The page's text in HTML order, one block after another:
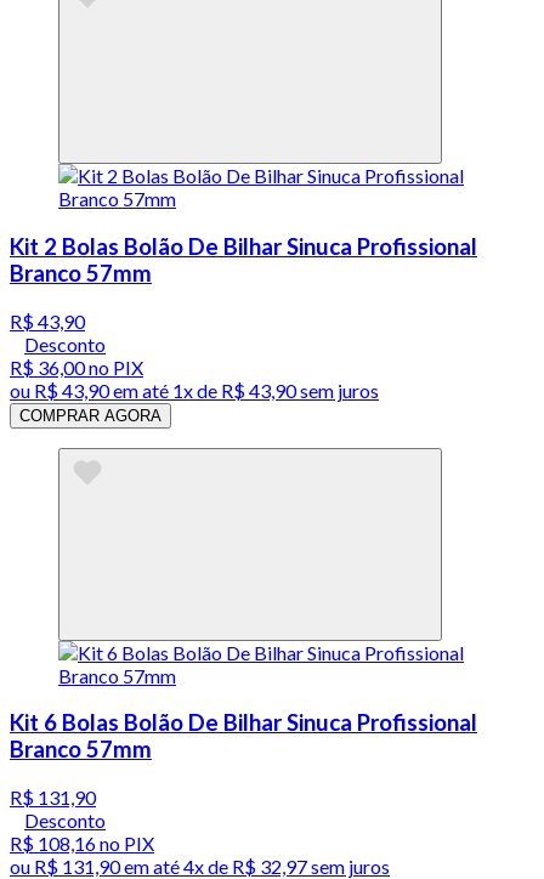
Kit 2 Bolas Bolão De Bilhar Sinuca Profissional
Branco 57mm
R$ 43,90
Desconto
R$ 36,00no PIX
ou R$ 43,90em até 1x de R$ 43,90sem juros
COMPRAR AGORA
Kit 6 Bolas Bolão De Bilhar Sinuca Profissional
Branco 57mm
R$ 131,90
Desconto
R$ 108,16no PIX
ou R$ 131,90em até4x de R$ 32,97 sem juros